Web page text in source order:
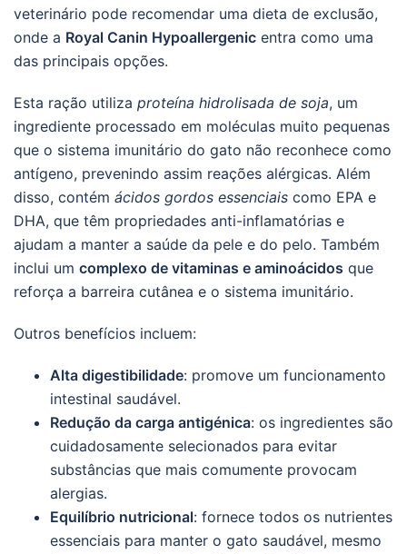
veterinário pode recomendar uma dieta de exclusão,
onde a Royal Canin Hypoallergenic entra como uma
das principais opções.
Esta ração utiliza proteína hidrolisada de soja, um
ingrediente processado em moléculas muito pequenas
que o sistema imunitário do gato não reconhece como
antígeno, prevenindo assim reações alérgicas. Além
disso, contém ácidos gordos essenciais como EPA e
DHA, que têm propriedades anti-inflamatórias e
ajudam a manter a saúde da pele e do pelo. Também
inclui um complexo de vitaminas e aminoácidos que
reforça a barreira cutânea e o sistema imunitário.
Outros benefícios incluem:
Alta digestibilidade: promove um funcionamento
intestinal saudável.
Redução da carga antigénica: os ingredientes são
cuidadosamente selecionados para evitar
substâncias que mais comumente provocam
alergias.
Equilíbrio nutricional: fornece todos os nutrientes
essenciais para manter o gato saudável, mesmo